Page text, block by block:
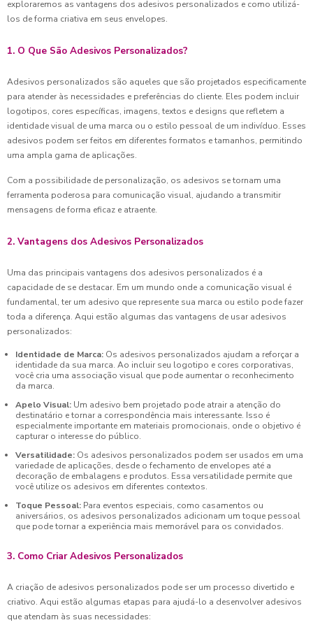
exploraremos as vantagens dos adesivos personalizados e como utilizá-
los de forma criativa em seus envelopes.
1. O Que São Adesivos Personalizados?
Adesivos personalizados são aqueles que são projetados especificamente
para atender às necessidades e preferências do cliente. Eles podem incluir
logotipos, cores específicas, imagens, textos e designs que refletem a
identidade visual de uma marca ou o estilo pessoal de um indivíduo. Esses
adesivos podem ser feitos em diferentes formatos e tamanhos, permitindo
uma ampla gama de aplicações.
Com a possibilidade de personalização, os adesivos se tornam uma
ferramenta poderosa para comunicação visual, ajudando a transmitir
mensagens de forma eficaz e atraente.
2. Vantagens dos Adesivos Personalizados
Uma das principais vantagens dos adesivos personalizados é a
capacidade de se destacar. Em um mundo onde a comunicação visual é
fundamental, ter um adesivo que represente sua marca ou estilo pode fazer
toda a diferença. Aqui estão algumas das vantagens de usar adesivos
personalizados:
Identidade de Marca: Os adesivos personalizados ajudam a reforçar a
identidade da sua marca. Ao incluir seu logotipo e cores corporativas,
você cria uma associação visual que pode aumentar o reconhecimento
da marca.
Apelo Visual: Um adesivo bem projetado pode atrair a atenção do
destinatário e tornar a correspondência mais interessante. Isso é
especialmente importante em materiais promocionais, onde o objetivo é
capturar o interesse do público.
Versatilidade: Os adesivos personalizados podem ser usados em uma
variedade de aplicações, desde o fechamento de envelopes até a
decoração de embalagens e produtos. Essa versatilidade permite que
você utilize os adesivos em diferentes contextos.
Toque Pessoal: Para eventos especiais, como casamentos ou
aniversários, os adesivos personalizados adicionam um toque pessoal
que pode tornar a experiência mais memorável para os convidados.
3. Como Criar Adesivos Personalizados
A criação de adesivos personalizados pode ser um processo divertido e
criativo. Aqui estão algumas etapas para ajudá-lo a desenvolver adesivos
que atendam às suas necessidades: